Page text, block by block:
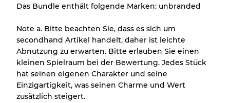
Das Bundle enthält folgende Marken: unbranded
Note a. Bitte beachten Sie, dass es sich um
secondhand Artikel handelt, daher ist leichte
Abnutzung zu erwarten. Bitte erlauben Sie einen
kleinen Spielraum bei der Bewertung. Jedes Stück
hat seinen eigenen Charakter und seine
Einzigartigkeit, was seinen Charme und Wert
zusätzlich steigert.